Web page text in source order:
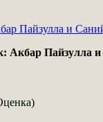
Акбар Пайзулла